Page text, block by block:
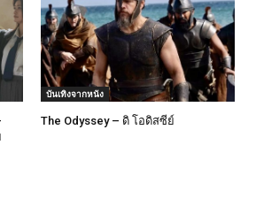
บันเทิงจากหนัง
The Odyssey – ดิ โอดิสซีย์